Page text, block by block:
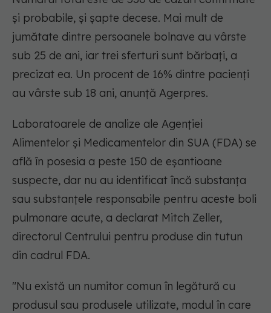
şi probabile, şi şapte decese. Mai mult de
jumătate dintre persoanele bolnave au vârste
sub 25 de ani, iar trei sferturi sunt bărbaţi, a
precizat ea. Un procent de 16% dintre pacienţi
au vârste sub 18 ani, anunță Agerpres.
Laboratoarele de analize ale Agenţiei
Alimentelor şi Medicamentelor din SUA (FDA) se
află în posesia a peste 150 de eşantioane
suspecte, dar nu au identificat încă substanţa
sau substanţele responsabile pentru aceste boli
pulmonare acute, a declarat Mitch Zeller,
directorul Centrului pentru produse din tutun
din cadrul FDA.
"Nu există un numitor comun în legătură cu
produsul sau produsele utilizate, modul în care